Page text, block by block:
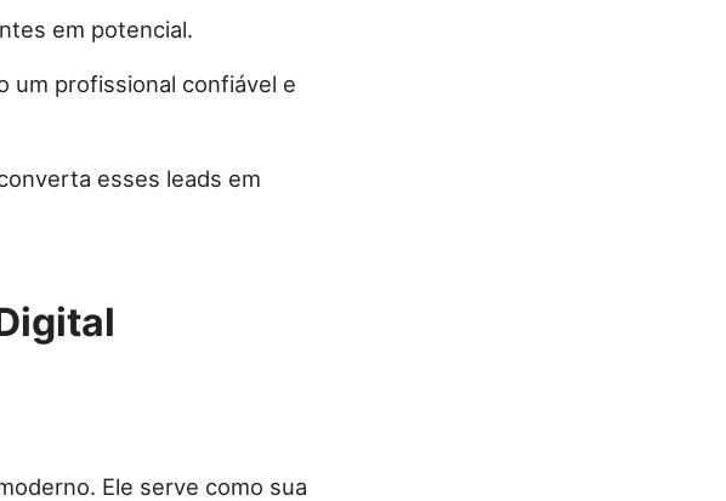
em potencial.
um profissional confiável e
esses leads em
Ele serve como sua